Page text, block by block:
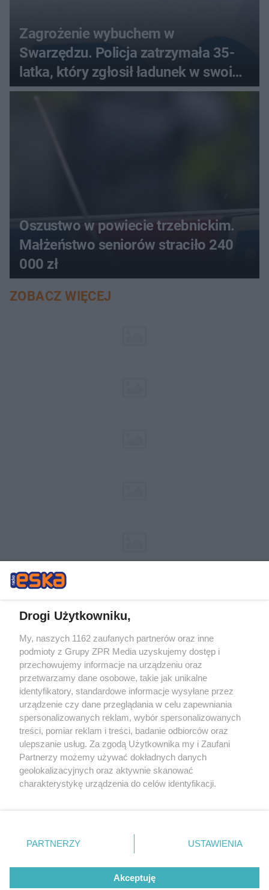
Zagrożenie wybuchem w
Swarzędzu. Policja zatrzymała 35-
latka, który zgłosił ładunek w swoim
aucie
Oszustwo w powiecie trzebnickim.
Małżeństwo seniorów straciło 240
000 zł
ZOBACZ WIĘCEJ
Żaden utwór zamieszczony w serwisie nie może być powielany i
rozpowszechniany lub dalej rozpowszechniany w jakikolwiek sposób (w
tym także elektroniczny lub mechaniczny) na jakimkolwiek polu
eksploatacji w jakiejkolwiek formie, włącznie z umieszczaniem w
Internecie bez pisemnej zgody właściciela praw. Jakiekolwiek użycie lub
wykorzystanie utworów w całości lub w części z naruszeniem prawa,
tzn. bez właściwej zgody, jest zabronione pod groźbą kary i może być
ścigane prawnie.
© 2026 Grupa ZPR Media
Drogi Użytkowniku,
My, naszych 1162 zaufanych partnerów oraz inne
podmioty z Grupy ZPR Media uzyskujemy dostęp i
przechowujemy informacje na urządzeniu oraz
przetwarzamy dane osobowe, takie jak unikalne
identyfikatory, standardowe informacje wysyłane przez
urządzenie czy dane przeglądania w celu zapewniania
spersonalizowanych reklam, wybór spersonalizowanych
treści, pomiar reklam i treści, badanie odbiorców oraz
ulepszanie usług. Za zgodą Użytkownika my i Zaufani
Partnerzy możemy używać dokładnych danych
geolokalizacyjnych oraz aktywnie skanować
charakterystykę urządzenia do celów identyfikacji.
zmienić/wycofać klikając przycisk ustawień prywatności
znajdujący się w lewym dolnym rogu strony
rodzaje przetwarzania danych nie wymagają zgody
użytkownika, ale masz prawo sprzeciwić się takiemu
PARTNERZY USTAWIENIA
Akceptuję